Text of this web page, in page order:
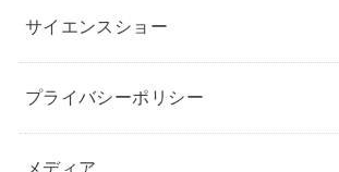
サイエンスショー
プライバシーポリシー